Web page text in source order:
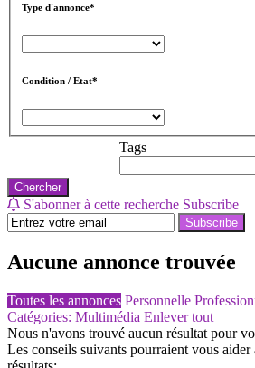
Type d'annonce*
Condition / Etat*
Tags
Chercher
S'abonner à cette recherche Subscribe
Subscribe
Aucune annonce trouvée
Toutes les annonces Personnelle
Catégories: Multimédia Enlever tout
Nous n'avons trouvé aucun résultat pour
Les conseils suivants pourraient vous aider